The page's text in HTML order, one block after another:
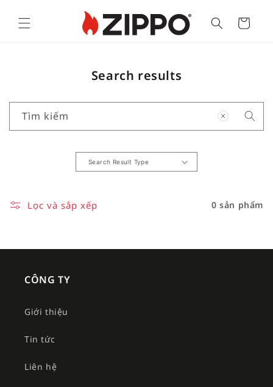
Cart
Search results
Tìm kiếm
Lọc và sắp xếp 0 sản phẩm
CÔNG TY
Giới thiệu
Tin tức
Liên hệ